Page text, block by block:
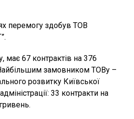
перемогу здобув ТОВ
має 67 контрактів на 376
замовником ТОВу –
розвитку Київської
33 контракти на